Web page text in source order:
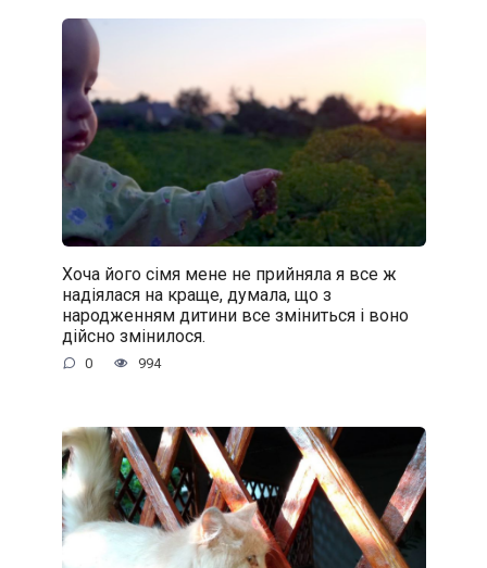
Хоча його сімя мене не прийняла я все ж
надіялася на краще, думала, що з
народженням дитини все зміниться і воно
дійсно змінилося.
0 994